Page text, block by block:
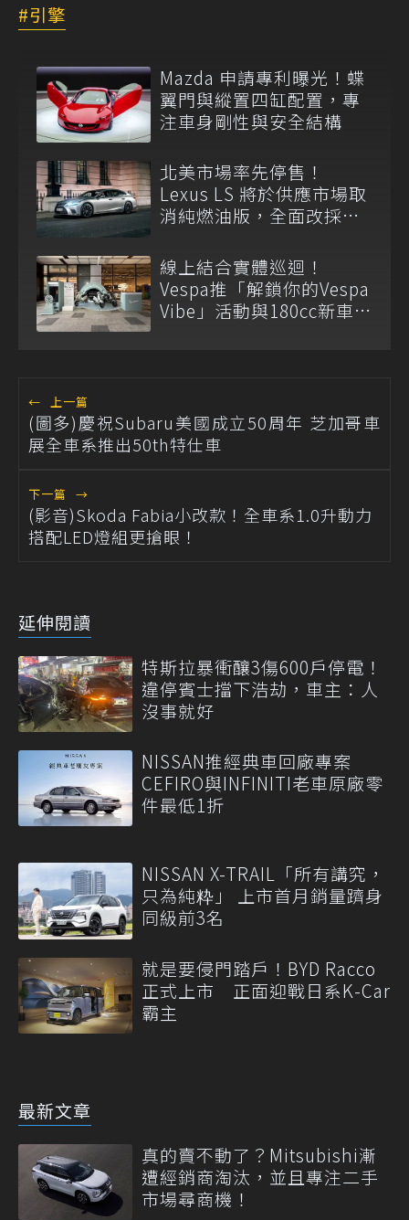
引擎
Mazda 申請專利曝光！蝶
翼門與縱置四缸配置，專
注車身剛性與安全結構
北美市場率先停售！
Lexus LS 將於供應市場取
消純燃油版，全面改採單
線上結合實體巡迴！
Vespa推「解鎖你的Vespa
Vibe」活動與180cc新車全
← 上一篇
(圖多)慶祝Subaru美國成立50周年 芝加哥車
展全車系推出50th特仕車
下一篇 →
(影音)Skoda Fabia小改款！全車系1.0升動力
搭配LED燈組更搶眼！
延伸閱讀
特斯拉暴衝釀3傷600戶停電！
違停賓士擋下浩劫，車主：人
沒事就好
NISSAN推經典車回廠專案
CEFIRO與INFINITI老車原廠零
件最低1折
NISSAN X-TRAIL「所有講究，
只為純粋」 上市首月銷量躋身
同級前3名
就是要侵門踏戶！BYD Racco
正式上市 正面迎戰日系K-Car
霸主
最新文章
真的賣不動了？Mitsubishi漸
遭經銷商淘汰，並且專注二手
市場尋商機！